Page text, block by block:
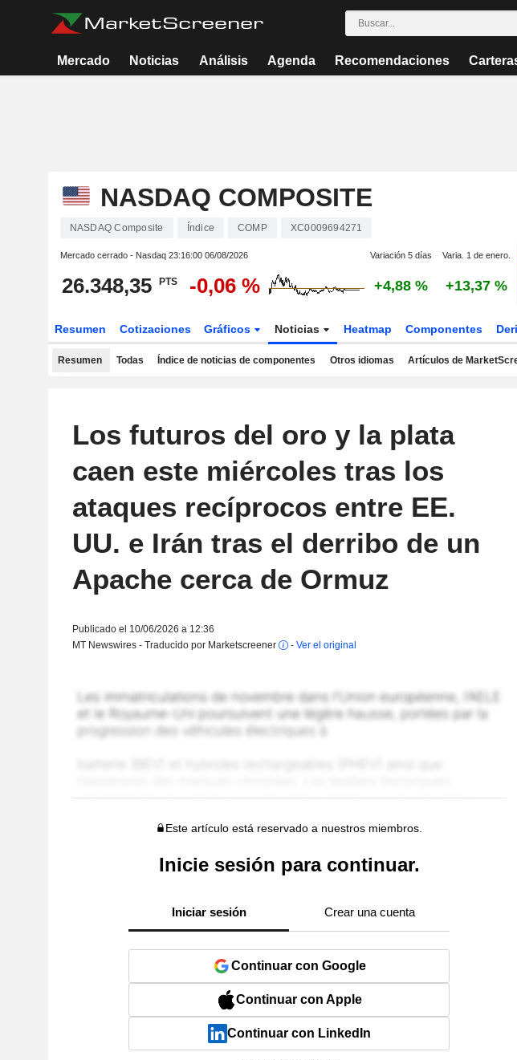
Mercado Noticias Análisis Agenda Recomendaciones
NASDAQ COMPOSITE
NASDAQ Composite Índice COMP XC0009694271
Mercado cerrado - Nasdaq 23:16:00 06/08/2026 Variación 5 días Varia. 1 de enero.
26.348,35 PTS -0,06 % +4,88 % +13,37 %
Resumen Cotizaciones Gráficos Noticias Heatmap Componentes
Resumen Todas Índice de noticias de componentes Otros idiomas Artículos de
Los futuros del oro y la plata
caen este miércoles tras los
ataques recíprocos entre EE.
UU. e Irán tras el derribo de un
Apache cerca de Ormuz
Publicado el 10/06/2026 a 12:36
MT Newswires - Traducido por Marketscreener
- Ver el original
Este artículo está reservado a nuestros miembros.
Inicie sesión para continuar.
Iniciar sesión Crear una cuenta
Continuar con Google
Continuar con Apple
Continuar con LinkedIn